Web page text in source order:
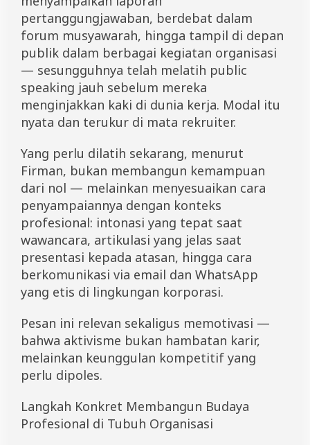
pertanggungjawaban, berdebat dalam
forum musyawarah, hingga tampil di depan
publik dalam berbagai kegiatan organisasi
— sesungguhnya telah melatih public
speaking jauh sebelum mereka
menginjakkan kaki di dunia kerja. Modal itu
nyata dan terukur di mata rekruiter.
Yang perlu dilatih sekarang, menurut
Firman, bukan membangun kemampuan
dari nol — melainkan menyesuaikan cara
penyampaiannya dengan konteks
profesional: intonasi yang tepat saat
wawancara, artikulasi yang jelas saat
presentasi kepada atasan, hingga cara
berkomunikasi via email dan WhatsApp
yang etis di lingkungan korporasi.
Pesan ini relevan sekaligus memotivasi —
bahwa aktivisme bukan hambatan karir,
melainkan keunggulan kompetitif yang
perlu dipoles.
Langkah Konkret Membangun Budaya
Profesional di Tubuh Organisasi